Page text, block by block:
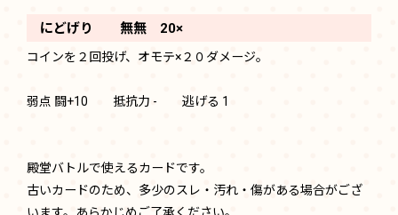
にどげり 無無 20×
コインを２回投げ、オモテ×２０ダメージ。
弱点 闘+10 抵抗力 - 逃げる 1
殿堂バトルで使えるカードです。
古いカードのため、多少のスレ・汚れ・傷がある場合がござ